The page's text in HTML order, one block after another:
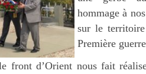
hommage à
sur le
Première
front d’Orient nous fait